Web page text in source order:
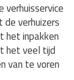
verhuisservice
de verhuizers
het inpakken
het veel tijd
van te voren